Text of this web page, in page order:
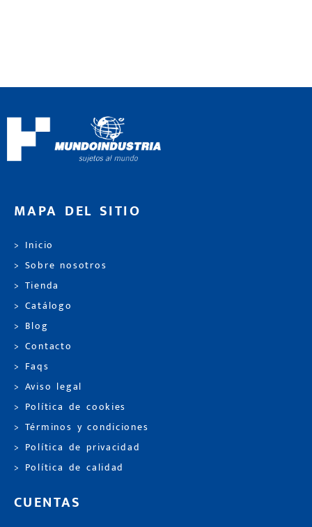
MAPA DEL SITIO
> Inicio
> Sobre nosotros
> Tienda
> Catálogo
> Blog
> Contacto
> Faqs
> Aviso legal
> Política de cookies
> Términos y condiciones
> Política de privacidad
> Política de calidad
CUENTAS